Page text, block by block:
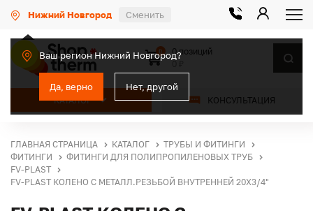
Нижний Новгород Сменить
Ваш регион Нижний Новгород?
Да, верно Нет, другой
КАТАЛОГ КОНСУЛЬТАЦИЯ
0
0 позиций
ГЛАВНАЯ СТРАНИЦА КАТАЛОГ
ТРУБЫ И ФИТИНГИ
ФИТИНГИ
ФИТИНГИ ДЛЯ ПОЛИПРОПИЛЕНОВЫХ ТРУБ
FV-PLAST
FV-PLAST КОЛЕНО С МЕТАЛЛ.РЕЗЬБОЙ ВНУТРЕННЕЙ 20X3/4"